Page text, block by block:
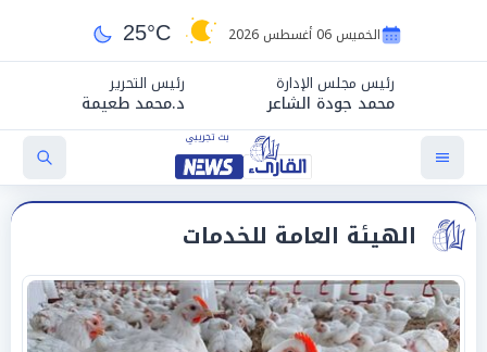
الخميس 06 أغسطس 2026 25°C
رئيس مجلس الإدارة
محمد جودة الشاعر
رئيس التحرير
د.محمد طعيمة
الهيئة العامة للخدمات